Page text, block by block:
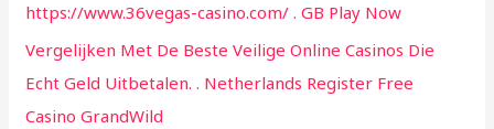
https://www.36vegas-casino.com/ . GB Play Now
Vergelijken Met De Beste Veilige Online Casinos Die
Echt Geld Uitbetalen. . Netherlands Register Free
Casino GrandWild